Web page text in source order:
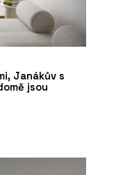
Janákův s
jsou